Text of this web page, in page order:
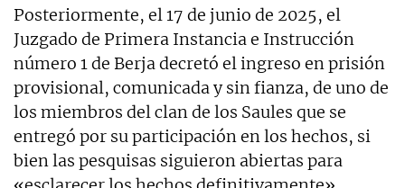
Posteriormente, el 17 de junio de 2025, el
Juzgado de Primera Instancia e Instrucción
número 1 de Berja decretó el ingreso en prisión
provisional, comunicada y sin fianza, de uno de
los miembros del clan de los Saules que se
entregó por su participación en los hechos, si
bien las pesquisas siguieron abiertas para